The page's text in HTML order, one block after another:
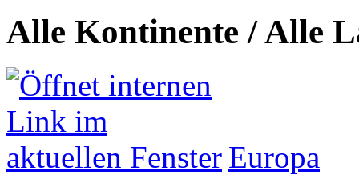
Alle Kontinente / Alle
Europa